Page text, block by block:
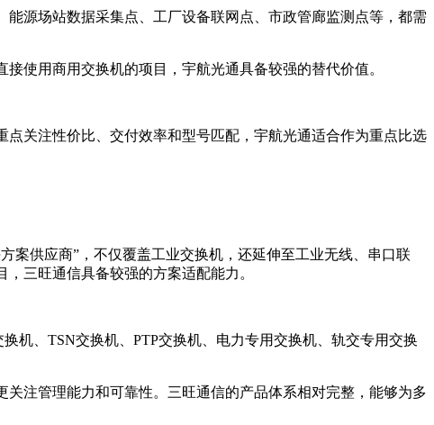
源场站数据采集点、工厂设备联网点、市政管廊监测点等，都需
使用商用交换机的项目，宇航光通具备较强的替代价值。
关注性价比、交付效率和型号匹配，宇航光通适合作为重点比选
案供应商”，不仅覆盖工业交换机，还延伸至工业无线、串口联
三旺通信具备较强的方案适配能力。
机、TSN交换机、PTP交换机、电力专用交换机、轨交专用交换
注管理能力和可靠性。三旺通信的产品体系相对完整，能够为多